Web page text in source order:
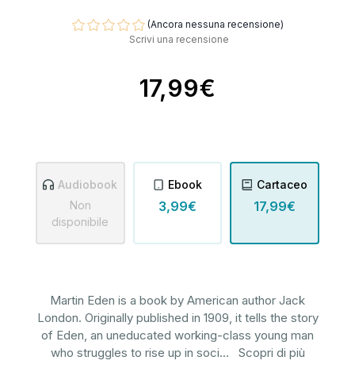
(Ancora nessuna recensione)
Scrivi una recensione
17,99€
Audiobook
Non
disponibile
Ebook
3,99€
Cartaceo
17,99€
Martin Eden is a book by American author Jack
London. Originally published in 1909, it tells the story
of Eden, an uneducated working-class young man
who struggles to rise up in soci... Scopri di più